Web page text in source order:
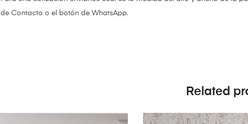
de Contacto o el botón de WhatsApp.
Related